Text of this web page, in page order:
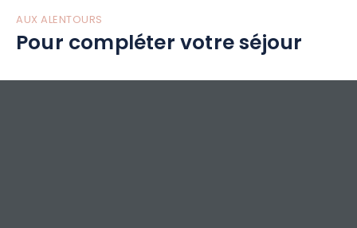
AUX ALENTOURS
Pour compléter votre séjour